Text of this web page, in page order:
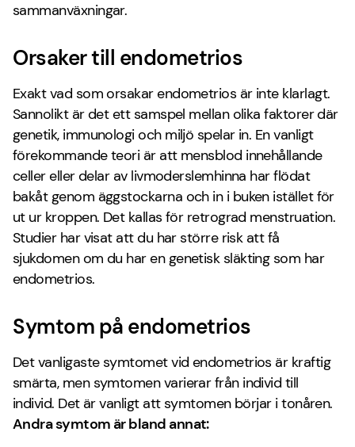
sammanväxningar.
Orsaker till endometrios
Exakt vad som orsakar endometrios är inte klarlagt.
Sannolikt är det ett samspel mellan olika faktorer där
genetik, immunologi och miljö spelar in. En vanligt
förekommande teori är att mensblod innehållande
celler eller delar av livmoderslemhinna har flödat
bakåt genom äggstockarna och in i buken istället för
ut ur kroppen. Det kallas för retrograd menstruation.
Studier har visat att du har större risk att få
sjukdomen om du har en genetisk släkting som har
endometrios.
Symtom på endometrios
Det vanligaste symtomet vid endometrios är kraftig
smärta, men symtomen varierar från individ till
individ. Det är vanligt att symtomen börjar i tonåren.
Andra symtom är bland annat: